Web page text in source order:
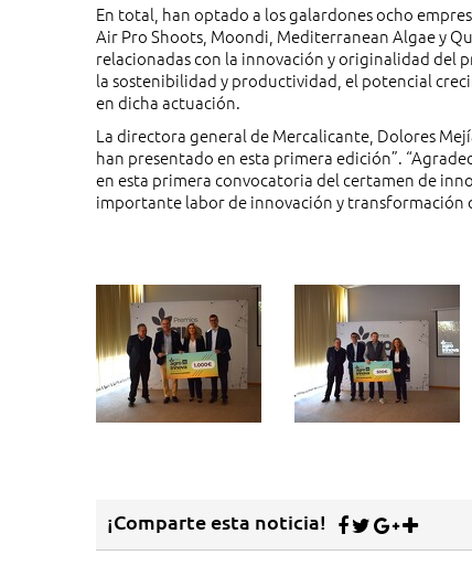
En total, han optado a los galardones ocho
Air Pro Shoots, Moondi, Mediterranean Algae y
relacionadas con la innovación y originalidad del
la sostenibilidad y productividad, el potencial
en dicha actuación.
La directora general de Mercalicante, Dolores
han presentado en esta primera edición”.
en esta primera convocatoria del certamen de
importante labor de innovación y transformación
¡Comparte esta noticia!